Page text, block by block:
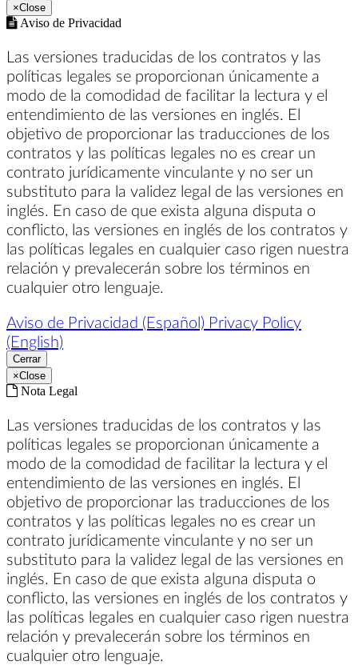
×Close
Aviso de Privacidad
Las versiones traducidas de los contratos y las
políticas legales se proporcionan únicamente a
modo de la comodidad de facilitar la lectura y el
entendimiento de las versiones en inglés. El
objetivo de proporcionar las traducciones de los
contratos y las políticas legales no es crear un
contrato jurídicamente vinculante y no ser un
substituto para la validez legal de las versiones en
inglés. En caso de que exista alguna disputa o
conflicto, las versiones en inglés de los contratos y
las políticas legales en cualquier caso rigen nuestra
relación y prevalecerán sobre los términos en
cualquier otro lenguaje.
Aviso de Privacidad (Español) Privacy Policy
(English)
Cerrar
×Close
Nota Legal
Las versiones traducidas de los contratos y las
políticas legales se proporcionan únicamente a
modo de la comodidad de facilitar la lectura y el
entendimiento de las versiones en inglés. El
objetivo de proporcionar las traducciones de los
contratos y las políticas legales no es crear un
contrato jurídicamente vinculante y no ser un
substituto para la validez legal de las versiones en
inglés. En caso de que exista alguna disputa o
conflicto, las versiones en inglés de los contratos y
las políticas legales en cualquier caso rigen nuestra
relación y prevalecerán sobre los términos en
cualquier otro lenguaje.